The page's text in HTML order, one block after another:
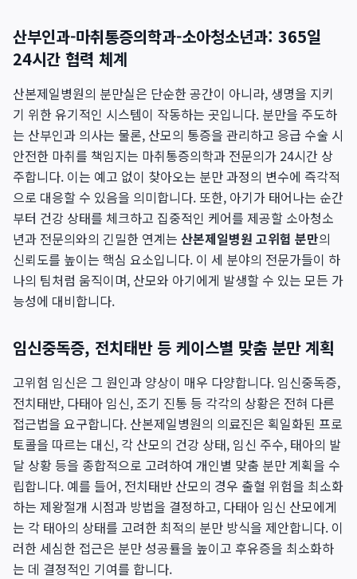
산부인과-마취통증의학과-소아청소년과: 365일
24시간 협력 체계
산본제일병원의 분만실은 단순한 공간이 아니라, 생명을 지키
기 위한 유기적인 시스템이 작동하는 곳입니다. 분만을 주도하
는 산부인과 의사는 물론, 산모의 통증을 관리하고 응급 수술 시
안전한 마취를 책임지는 마취통증의학과 전문의가 24시간 상
주합니다. 이는 예고 없이 찾아오는 분만 과정의 변수에 즉각적
으로 대응할 수 있음을 의미합니다. 또한, 아기가 태어나는 순간
부터 건강 상태를 체크하고 집중적인 케어를 제공할 소아청소
년과 전문의와의 긴밀한 연계는 산본제일병원 고위험 분만의
신뢰도를 높이는 핵심 요소입니다. 이 세 분야의 전문가들이 하
나의 팀처럼 움직이며, 산모와 아기에게 발생할 수 있는 모든 가
능성에 대비합니다.
임신중독증, 전치태반 등 케이스별 맞춤 분만 계획
고위험 임신은 그 원인과 양상이 매우 다양합니다. 임신중독증,
전치태반, 다태아 임신, 조기 진통 등 각각의 상황은 전혀 다른
접근법을 요구합니다. 산본제일병원의 의료진은 획일화된 프로
토콜을 따르는 대신, 각 산모의 건강 상태, 임신 주수, 태아의 발
달 상황 등을 종합적으로 고려하여 개인별 맞춤 분만 계획을 수
립합니다. 예를 들어, 전치태반 산모의 경우 출혈 위험을 최소화
하는 제왕절개 시점과 방법을 결정하고, 다태아 임신 산모에게
는 각 태아의 상태를 고려한 최적의 분만 방식을 제안합니다. 이
러한 세심한 접근은 분만 성공률을 높이고 후유증을 최소화하
는 데 결정적인 기여를 합니다.